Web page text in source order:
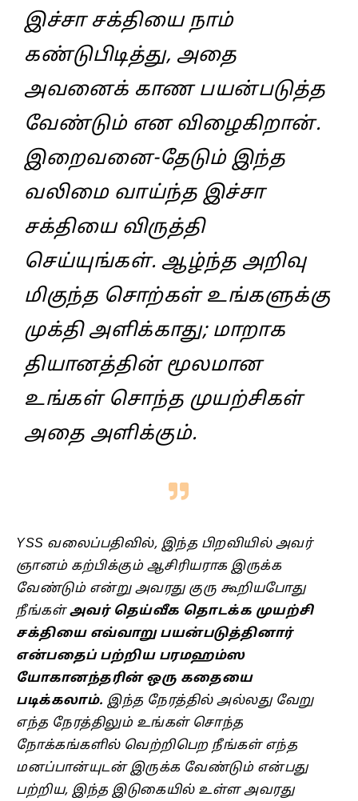
இச்சா சக்தியை நாம்‌
கண்டுபிடித்து, அதை
அவனைக்‌ காண பயன்படுத்த
வேண்டும்‌ என விழைகிறான்‌.
இறைவனை-தேடும்‌ இந்த
வலிமை வாய்ந்த இச்சா
சக்தியை விருத்தி
செய்யுங்கள்‌. ஆழ்ந்த அறிவு
மிகுந்த சொற்கள்‌ உங்களுக்கு
முக்தி அளிக்காது; மாறாக
தியானத்தின்‌ மூலமான
உங்கள்‌ சொந்த முயற்சிகள்‌
அதை அளிக்கும்‌.
YSS வலைப்பதிவில், இந்த பிறவியில் அவர்
ஞானம் கற்பிக்கும் ஆசிரியராக இருக்க
வேண்டும் என்று அவரது குரு கூறியபோது
நீங்கள்அவர் தெய்வீக தொடக்க முயற்சி
சக்தியை எவ்வாறு பயன்படுத்தினார்
என்பதைப் பற்றிய பரமஹம்ஸ
யோகானந்தரின் ஒரு கதையை
படிக்கலாம். இந்த நேரத்தில் அல்லது வேறு
எந்த நேரத்திலும் உங்கள் சொந்த
நோக்கங்களில் வெற்றிபெற நீங்கள் எந்த
மனப்பான்யுடன் இருக்க வேண்டும் என்பது
பற்றிய, இந்த இடுகையில் உள்ள அவரது